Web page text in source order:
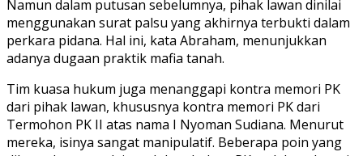
Namun dalam putusan sebelumnya, pihak lawan dinilai
menggunakan surat palsu yang akhirnya terbukti dalam
perkara pidana. Hal ini, kata Abraham, menunjukkan
adanya dugaan praktik mafia tanah.
Tim kuasa hukum juga menanggapi kontra memori PK
dari pihak lawan, khususnya kontra memori PK dari
Termohon PK II atas nama I Nyoman Sudiana. Menurut
mereka, isinya sangat manipulatif. Beberapa poin yang